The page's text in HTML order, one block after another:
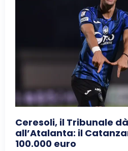
Ceresoli, il Tribunale
all’Atalanta: il
100.000 euro